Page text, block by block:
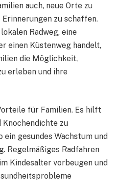
auch, neue Orte zu
zu schaffen.
Radweg, eine
einen Küstenweg handelt,
die Möglichkeit,
erleben und ihre
für Familien. Es hilft
zu
gesundes Wachstum und
Regelmäßiges Radfahren
Kindesalter vorbeugen und